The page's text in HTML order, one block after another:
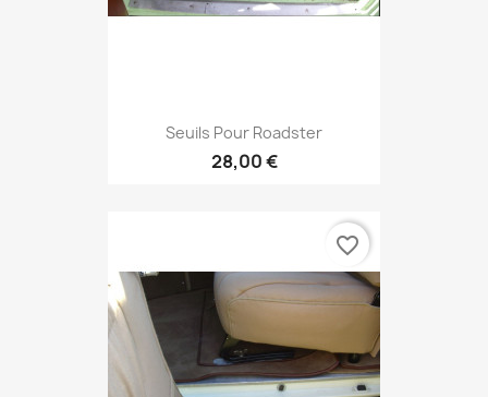
Seuils Pour Roadster
28,00 €
favorite_border